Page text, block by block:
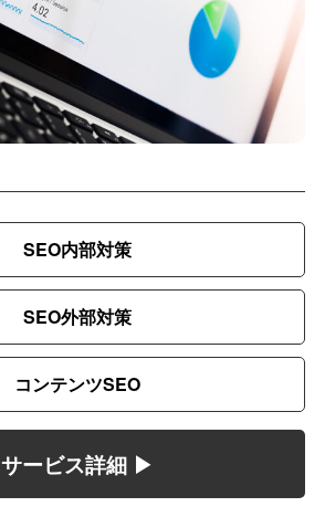
SEO内部対策
SEO外部対策
コンテンツSEO
サービス詳細 ▶︎